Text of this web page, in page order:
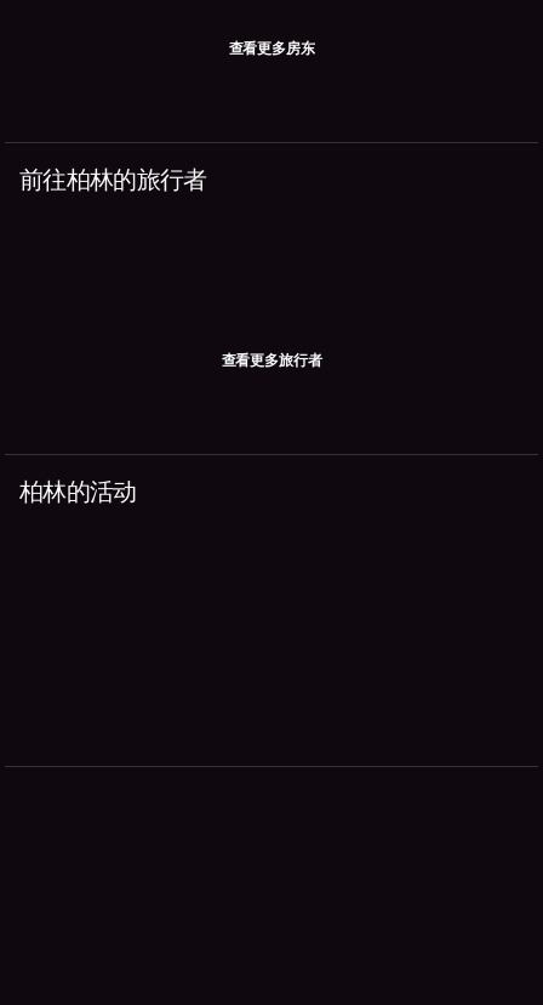
查看更多房东
前往柏林的旅行者
查看更多旅行者
柏林的活动